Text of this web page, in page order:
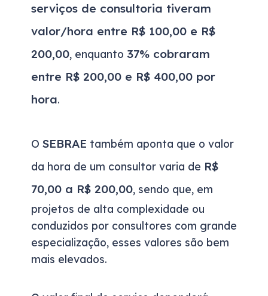
serviços de consultoria tiveram
valor/hora entre R$ 100,00 e R$
200,00, enquanto 37% cobraram
entre R$ 200,00 e R$ 400,00 por
hora.
O SEBRAE também aponta que o valor
da hora de um consultor varia de R$
70,00 a R$ 200,00, sendo que, em
projetos de alta complexidade ou
conduzidos por consultores com grande
especialização, esses valores são bem
mais elevados.